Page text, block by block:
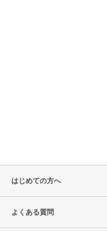
はじめての方へ
よくある質問